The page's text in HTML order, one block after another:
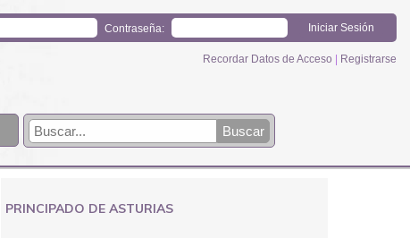
Contraseña:
Recordar Datos de Acceso Registrarse
PRINCIPADO DE ASTURIAS